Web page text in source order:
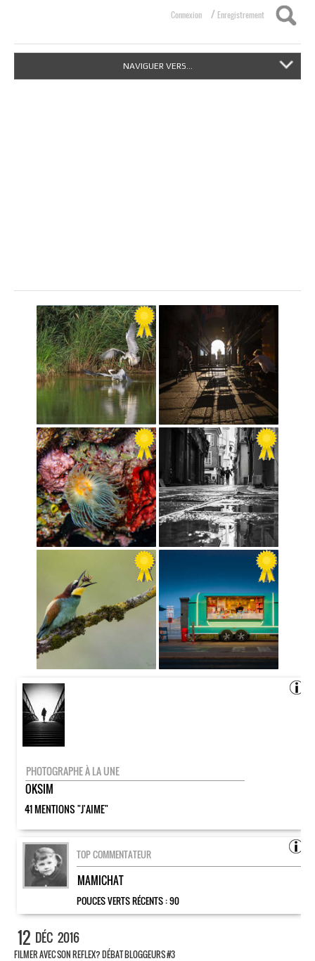
Connexion / Enregistrement
NAVIGUER VERS...
PHOTOGRAPHE À LA UNE
OKSIM
41 MENTIONS "J'AIME"
TOP COMMENTATEUR
MAMICHAT
POUCES VERTS RÉCENTS :90
12 DÉC 2016
FILMER AVEC SON REFLEX? DÉBAT BLOGGEURS #3